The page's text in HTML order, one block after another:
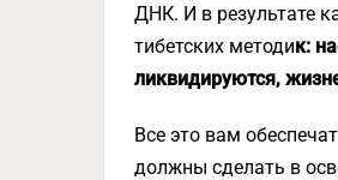
ДНК. И в результате
тибетских методик:
ликвидируются,
Все это вам
должны сделать в